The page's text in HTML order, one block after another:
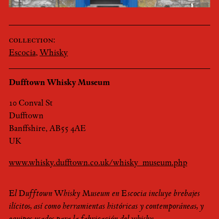
collection:
Escocia, Whisky
Dufftown Whisky Museum
10 Conval St
Dufftown
Banffshire, AB55 4AE
UK
www.whisky.dufftown.co.uk/whisky_museum.php
El Dufftown Whisky Museum en Escocia incluye brebajes
ilícitos, así como herramientas históricas y contemporáneas, y